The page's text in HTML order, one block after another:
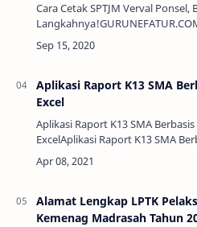
Cara Cetak SPTJM Verval Ponsel,
Operator Sekolah yang telah
nomor ponsel di aplikasi Dapodik
Aplikasi Raport K13 SMA
Excel
Aplikasi Raport K13 SMA Berbasis
ExcelAplikasi Raport K13 SMA
Dimasa pandemi covid 19 ini
harus memberikan nilai kepada
Alamat Lengkap LPTK
Kemenag Madrasah Tahun